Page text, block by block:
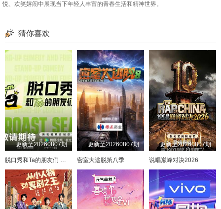
悦、欢笑嬉闹中展现当下年轻人丰富的青春生活和精神世界。
猜你喜欢
更新至20260807期
脱口秀和Ta的朋友们 第三季
更新至20260807期
密室大逃脱第八季
更新至20260807期
说唱巅峰对决2026